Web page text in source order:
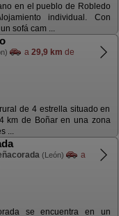
en el pueblo de Robledo
individual. Con
sofá cam ...
a 29,9 km de
de 4 estrella situado en
km de Boñar en una zona
...
(León)
a
se encuentra en un